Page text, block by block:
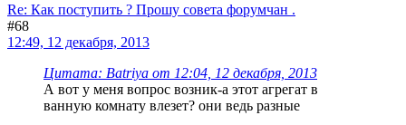
Re: Как поступить ? Прошу совета форумчан .
#68
12:49, 12 декабря, 2013
Цитата: Batriya от 12:04, 12 декабря, 2013
А вот у меня вопрос возник-а этот агрегат в
ванную комнату влезет? они ведь разные